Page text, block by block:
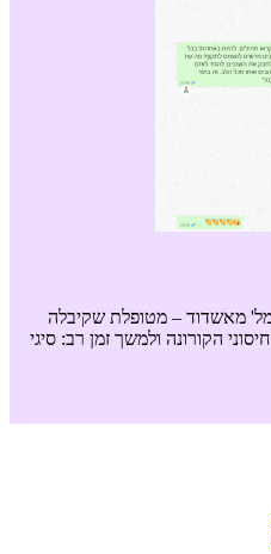
תודה מל' מאשדוד – מטופלת שקיבלה
חיסוני הקורונה ולמשך זמן רב: סיגי